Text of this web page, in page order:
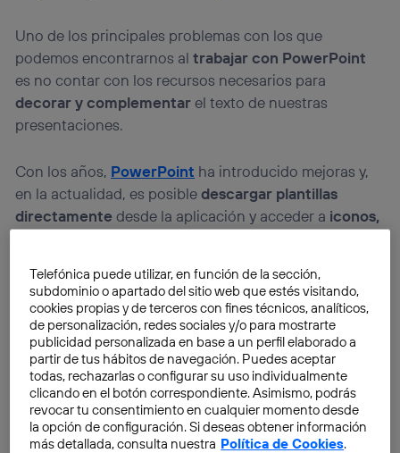
Uno de los principales problemas con los que
podemos encontrarnos altrabajar con PowerPoint
es no contar con los recursos necesarios para
decorar y complementarel texto de nuestras
presentaciones.
Con los años, PowerPoint ha introducido mejoras y,
en la actualidad, es posibledescargar plantillas
directamente desde la aplicación y acceder a iconos,
Telefónica puede utilizar, en función de la sección,
subdominio o apartado del sitio web que estés visitando,
cookies propias y de terceros con fines técnicos, analíticos,
de personalización, redes sociales y/o para mostrarte
publicidad personalizada en base a un perfil elaborado a
partir de tus hábitos de navegación. Puedes aceptar
todas, rechazarlas o configurar su uso individualmente
clicando en el botón correspondiente. Asimismo, podrás
revocar tu consentimiento en cualquier momento desde
la opción de configuración. Si deseas obtener información
más detallada, consulta nuestra Política de Cookies.